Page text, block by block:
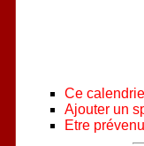
Ce
Ajouter un
Etre